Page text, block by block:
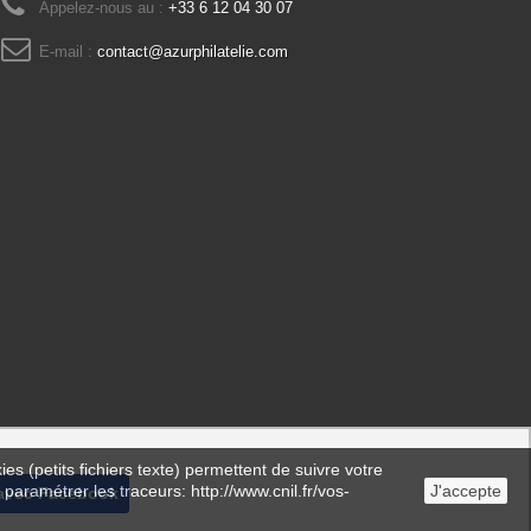
Appelez-nous au : +33 6 12 04 30 07
E-mail : contact@azurphilatelie.com
(petits fichiers texte) permettent de suivre votre
les traceurs: http://www.cnil.fr/vos-
J'accepte
Facebook